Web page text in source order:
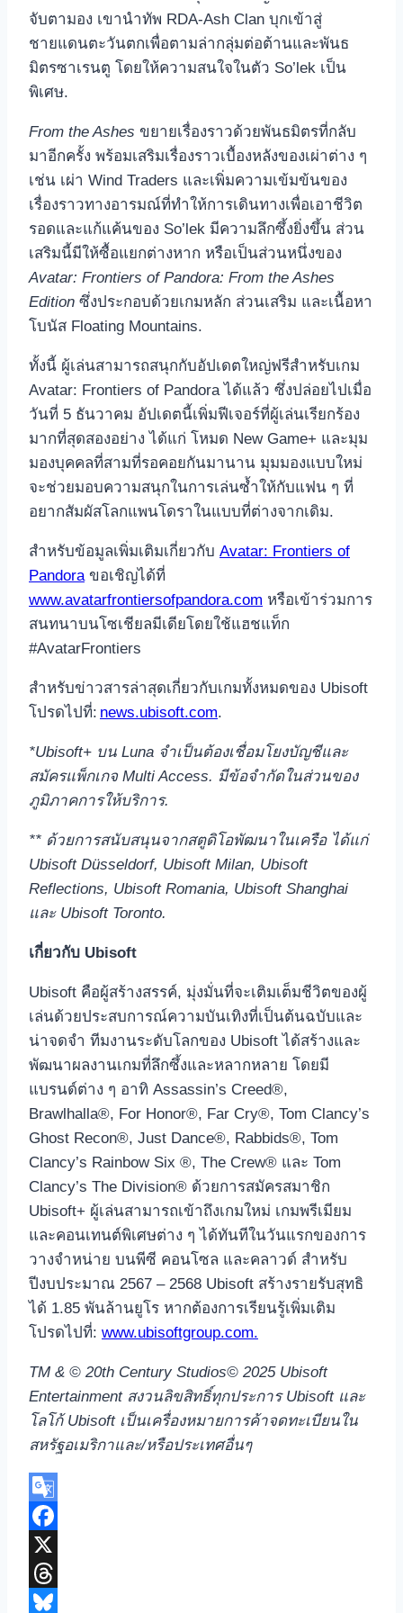
จับตามอง เขานำทัพ RDA-Ash Clan บุกเข้าสู่
ชายแดนตะวันตกเพื่อตามล่ากลุ่มต่อต้านและพันธ
มิตรซาเรนตู โดยให้ความสนใจในตัว So’lek เป็น
พิเศษ.
From the Ashes ขยายเรื่องราวด้วยพันธมิตรที่กลับ
มาอีกครั้ง พร้อมเสริมเรื่องราวเบื้องหลังของเผ่าต่าง ๆ
เช่น เผ่า Wind Traders และเพิ่มความเข้มข้นของ
เรื่องราวทางอารมณ์ที่ทำให้การเดินทางเพื่อเอาชีวิต
รอดและแก้แค้นของ So’lek มีความลึกซึ้งยิ่งขึ้น ส่วน
เสริมนี้มีให้ซื้อแยกต่างหาก หรือเป็นส่วนหนึ่งของ
Avatar: Frontiers of Pandora: From the Ashes
Edition ซึ่งประกอบด้วยเกมหลัก ส่วนเสริม และเนื้อหา
โบนัส Floating Mountains.
ทั้งนี้ ผู้เล่นสามารถสนุกกับอัปเดตใหญ่ฟรีสำหรับเกม
Avatar: Frontiers of Pandora ได้แล้ว ซึ่งปล่อยไปเมื่อ
วันที่ 5 ธันวาคม อัปเดตนี้เพิ่มฟีเจอร์ที่ผู้เล่นเรียกร้อง
มากที่สุดสองอย่าง ได้แก่ โหมด New Game+ และมุม
มองบุคคลที่สามที่รอคอยกันมานาน มุมมองแบบใหม่
จะช่วยมอบความสนุกในการเล่นซ้ำให้กับแฟน ๆ ที่
อยากสัมผัสโลกแพนโดราในแบบที่ต่างจากเดิม.
สำหรับข้อมูลเพิ่มเติมเกี่ยวกับ Avatar: Frontiers of
Pandoraขอเชิญได้ที่
www.avatarfrontiersofpandora.com หรือเข้าร่วมการ
สนทนาบนโซเชียลมีเดียโดยใช้แฮชแท็ก
#AvatarFrontiers
สำหรับข่าวสารล่าสุดเกี่ยวกับเกมทั้งหมดของ Ubisoft
โปรดไปที่: news.ubisoft.com.
*Ubisoft+ บน Luna จำเป็นต้องเชื่อมโยงบัญชีและ
สมัครแพ็กเกจ Multi Access. มีข้อจำกัดในส่วนของ
ภูมิภาคการให้บริการ.
** ด้วยการสนับสนุนจากสตูดิโอพัฒนาในเครือ ได้แก่
Ubisoft Düsseldorf, Ubisoft Milan, Ubisoft
Reflections, Ubisoft Romania, Ubisoft Shanghai
และ Ubisoft Toronto.
เกี่ยวกับ Ubisoft
Ubisoft คือผู้สร้างสรรค์, มุ่งมั่นที่จะเติมเต็มชีวิตของผู้
เล่นด้วยประสบการณ์ความบันเทิงที่เป็นต้นฉบับและ
น่าจดจำ ทีมงานระดับโลกของ Ubisoft ได้สร้างและ
พัฒนาผลงานเกมที่ลึกซึ้งและหลากหลาย โดยมี
แบรนด์ต่าง ๆ อาทิ Assassin’s Creed®,
Brawlhalla®, For Honor®, Far Cry®, Tom Clancy’s
Ghost Recon®, Just Dance®, Rabbids®, Tom
Clancy’s Rainbow Six ®, The Crew® และ Tom
Clancy’s The Division® ด้วยการสมัครสมาชิก
Ubisoft+ ผู้เล่นสามารถเข้าถึงเกมใหม่ เกมพรีเมียม
และคอนเทนต์พิเศษต่าง ๆ ได้ทันทีในวันแรกของการ
วางจำหน่าย บนพีซี คอนโซล และคลาวด์ สำหรับ
ปีงบประมาณ 2567 – 2568 Ubisoft สร้างรายรับสุทธิ
ได้ 1.85 พันล้านยูโร หากต้องการเรียนรู้เพิ่มเติม
โปรดไปที่: www.ubisoftgroup.com.
TM & © 20th Century Studios© 2025 Ubisoft
Entertainment สงวนลิขสิทธิ์ทุกประการ Ubisoft และ
โลโก้ Ubisoft เป็นเครื่องหมายการค้าจดทะเบียนใน
สหรัฐอเมริกาและ/หรือประเทศอื่นๆ
Google
Translate
Facebook
X
Threads